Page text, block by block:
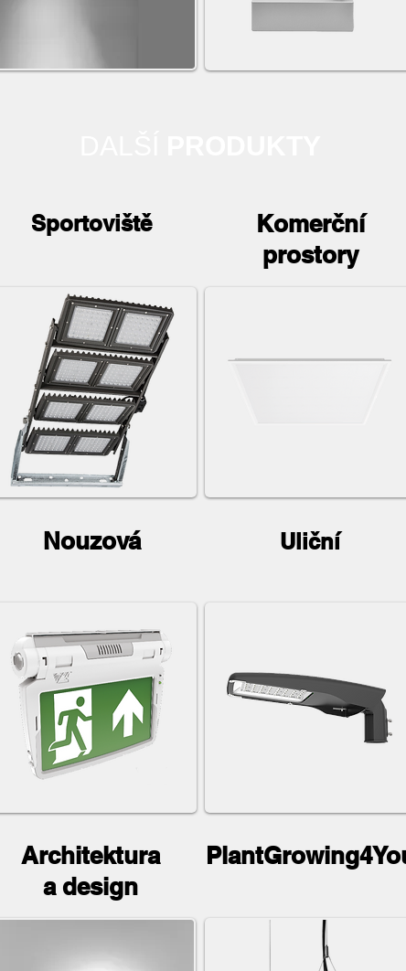
Sportoviště
Komerční
prostory
Nouzová Uliční
Architektura
a design